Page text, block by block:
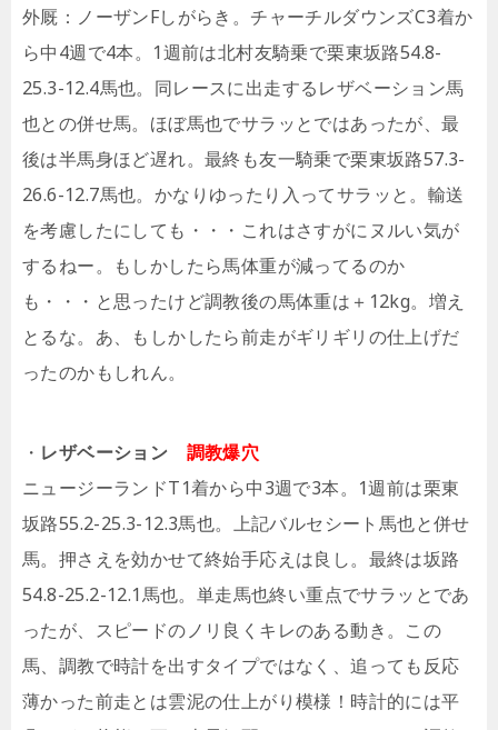
外厩：ノーザンFしがらき。チャーチルダウンズC3着か
ら中4週で4本。1週前は北村友騎乗で栗東坂路54.8-
25.3-12.4馬也。同レースに出走するレザベーション馬
也との併せ馬。ほぼ馬也でサラッとではあったが、最
後は半馬身ほど遅れ。最終も友一騎乗で栗東坂路57.3-
26.6-12.7馬也。かなりゆったり入ってサラッと。輸送
を考慮したにしても・・・これはさすがにヌルい気が
するねー。もしかしたら馬体重が減ってるのか
も・・・と思ったけど調教後の馬体重は＋12kg。増え
とるな。あ、もしかしたら前走がギリギリの仕上げだ
ったのかもしれん。
・ レザベーション
調教爆穴
ニュージーランドT1着から中3週で3本。1週前は栗東
坂路55.2-25.3-12.3馬也。上記バルセシート馬也と併せ
馬。押さえを効かせて終始手応えは良し。最終は坂路
54.8-25.2-12.1馬也。単走馬也終い重点でサラッとであ
ったが、スピードのノリ良くキレのある動き。この
馬、調教で時計を出すタイプではなく、追っても反応
薄かった前走とは雲泥の仕上がり模様！時計的には平